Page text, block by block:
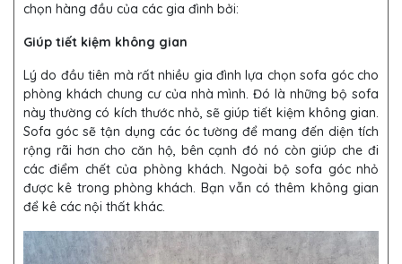
chọn hàng đầu của các gia đình bởi:
Giúp tiết kiệm không gian
Lý do đầu tiên mà rất nhiều gia đình lựa chọn sofa góc cho
phòng khách chung cư của nhà mình. Đó là những bộ sofa
này thường có kích thước nhỏ, sẽ giúp tiết kiệm không gian.
Sofa góc sẽ tận dụng các óc tường để mang đến diện tích
rộng rãi hơn cho căn hộ, bên cạnh đó nó còn giúp che đi
các điểm chết của phòng khách. Ngoài bộ sofa góc nhỏ
được kê trong phòng khách. Bạn vẫn có thêm không gian
để kê các nội thất khác.